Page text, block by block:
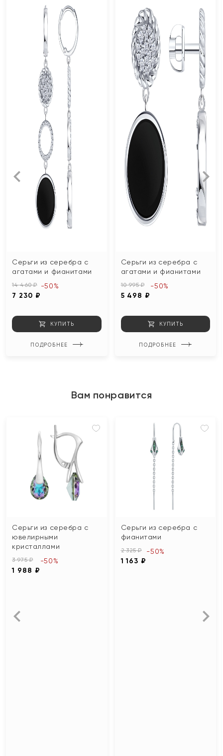
Серьги из серебра с
агатами и фианитами
14 460 ₽
7 230 ₽
-50%
КУПИТЬ
ПОДРОБНЕЕ
Серьги из серебра с
агатами и фианитами
10 995 ₽
5 498 ₽
-50%
КУПИТЬ
ПОДРОБНЕЕ
Вам понравится
Серьги из серебра с
ювелирными
кристаллами
3 975 ₽
1 988 ₽
-50%
Серьги из серебра с
фианитами
2 325 ₽
1 163 ₽
-50%